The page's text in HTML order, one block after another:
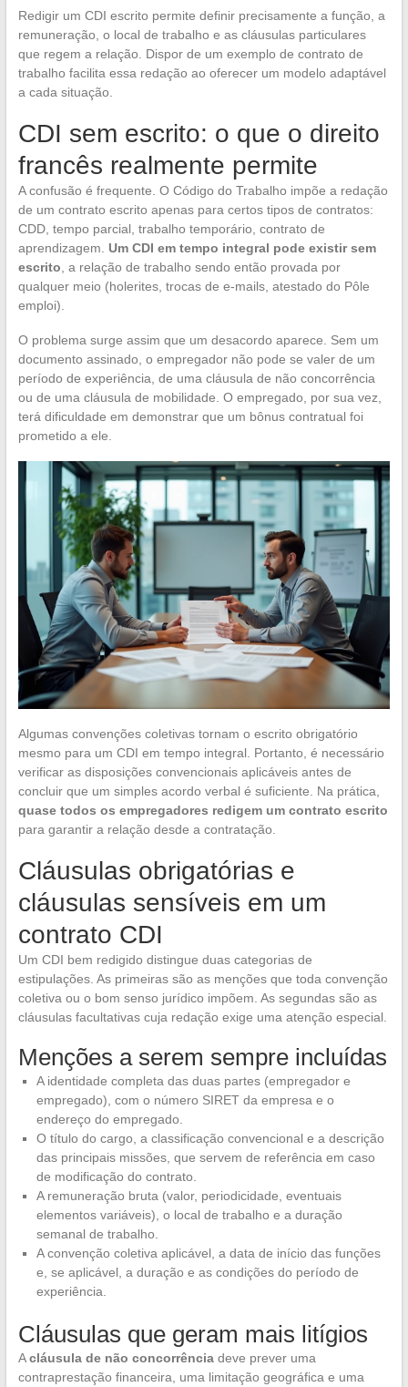
Redigir um CDI escrito permite definir precisamente a função, a
remuneração, o local de trabalho e as cláusulas particulares
que regem a relação. Dispor de um exemplo de contrato de
trabalho facilita essa redação ao oferecer um modelo adaptável
a cada situação.
CDI sem escrito: o que o direito
francês realmente permite
A confusão é frequente. O Código do Trabalho impõe a redação
de um contrato escrito apenas para certos tipos de contratos:
CDD, tempo parcial, trabalho temporário, contrato de
aprendizagem. Um CDI em tempo integral pode existir sem
escrito , a relação de trabalho sendo então provada por
qualquer meio (holerites, trocas de e-mails, atestado do Pôle
emploi).
O problema surge assim que um desacordo aparece. Sem um
documento assinado, o empregador não pode se valer de um
período de experiência, de uma cláusula de não concorrência
ou de uma cláusula de mobilidade. O empregado, por sua vez,
terá dificuldade em demonstrar que um bônus contratual foi
prometido a ele.
Algumas convenções coletivas tornam o escrito obrigatório
mesmo para um CDI em tempo integral. Portanto, é necessário
verificar as disposições convencionais aplicáveis antes de
concluir que um simples acordo verbal é suficiente. Na prática,
quase todos os empregadores redigem um contrato escrito
para garantir a relação desde a contratação.
Cláusulas obrigatórias e
cláusulas sensíveis em um
contrato CDI
Um CDI bem redigido distingue duas categorias de
estipulações. As primeiras são as menções que toda convenção
coletiva ou o bom senso jurídico impõem. As segundas são as
cláusulas facultativas cuja redação exige uma atenção especial.
Menções a serem sempre incluídas
A identidade completa das duas partes (empregador e
empregado), com o número SIRET da empresa e o
endereço do empregado.
O título do cargo, a classificação convencional e a descrição
das principais missões, que servem de referência em caso
de modificação do contrato.
A remuneração bruta (valor, periodicidade, eventuais
elementos variáveis), o local de trabalho e a duração
semanal de trabalho.
A convenção coletiva aplicável, a data de início das funções
e, se aplicável, a duração e as condições do período de
experiência.
Cláusulas que geram mais litígios
Acláusula de não concorrênciadeve prever uma
contraprestação financeira, uma limitação geográfica e uma